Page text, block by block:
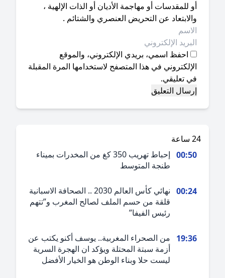
للمقدسات أو مهاجمة الأديان أو الذات الإلهية ،
عن التحريض العنصري والشتائم .
احفظ اسمي، بريدي الإلكتروني، والموقع
في هذا المتصفح لاستخدامها المرة المقبلة
تعليقي.
إحباط تهريب 350 كغ من المخدرات بميناء
طنجة المتوسط
نهائي كأس العالم 2030 .. الصحافة الاسبانية
قلقة من حسم الملف لصالح المغرب و”تتهم
رئيس الفيفا”
من الصحراء المغربية.. يوسف أكنو يكتب عن
أزمة سبتة المحتلة ويؤكد ان الهجرة السرية
ليست حلا وبناء الوطن هو الخيار الأفضل